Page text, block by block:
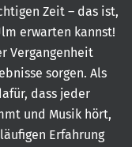
Zeit – das ist,
erwarten kannst!
Vergangenheit
sorgen. Als
dass jeder
und Musik hört,
Erfahrung